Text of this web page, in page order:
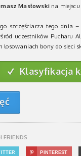
Masłowskina
szczęściarza tego dnia –
uczestników Pucharu
losowaniach bony do sieci
✓ Klasyfikacja
FRIENDS
 PINTEREST